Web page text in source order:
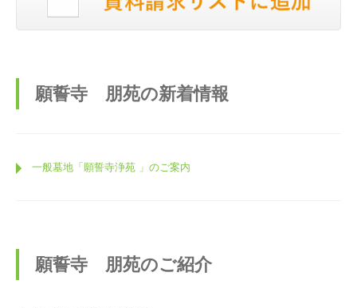
願誓寺 朋苑の新着情報
一般墓地「願誓寺浄苑 」のご案内
願誓寺 朋苑のご紹介